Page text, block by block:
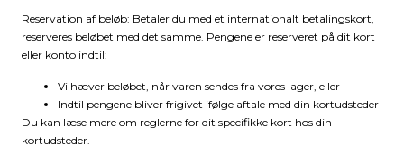
Reservation af beløb: Betaler du med et internationalt betalingskort,
reserveres beløbet med det samme. Pengene er reserveret på dit kort
eller konto indtil:
Vi hæver beløbet, når varen sendes fra vores lager, eller
Indtil pengene bliver frigivet ifølge aftale med din kortudsteder
Du kan læse mere om reglerne for dit specifikke kort hos din
kortudsteder.